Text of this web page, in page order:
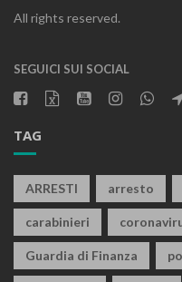
All rights reserved.
SEGUICI SUI SOCIAL
TAG
ARRESTI arresto
carabinieri
Guardia di Finanza